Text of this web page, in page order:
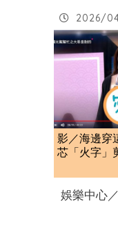
2026/
影／海邊
芯「火字」
娛樂中心